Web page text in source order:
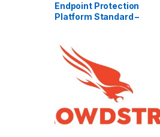
Endpoint Protection
Platform Standard –